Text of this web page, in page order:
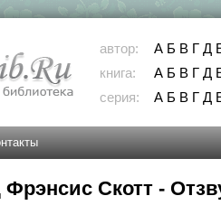
автор: А Б В Г Д
книга:
А Б В Г Д
серия:
А Б В Г Д
Скотт -